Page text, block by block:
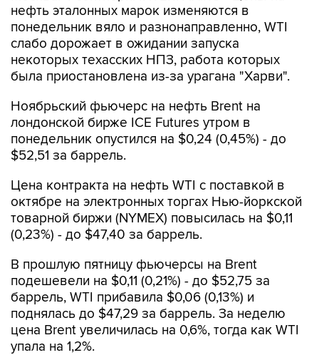
нефть эталонных марок изменяются в
понедельник вяло и разнонаправленно, WTI
слабо дорожает в ожидании запуска
некоторых техасских НПЗ, работа которых
была приостановлена из-за урагана "Харви".
Ноябрьский фьючерс на нефть Brent на
лондонской бирже ICE Futures утром в
понедельник опустился на $0,24 (0,45%) - до
$52,51 за баррель.
Цена контракта на нефть WTI с поставкой в
октябре на электронных торгах Нью-йоркской
товарной биржи (NYMEX) повысилась на $0,11
(0,23%) - до $47,40 за баррель.
В прошлую пятницу фьючерсы на Brent
подешевели на $0,11 (0,21%) - до $52,75 за
баррель, WTI прибавила $0,06 (0,13%) и
поднялась до $47,29 за баррель. За неделю
цена Brent увеличилась на 0,6%, тогда как WTI
упала на 1,2%.